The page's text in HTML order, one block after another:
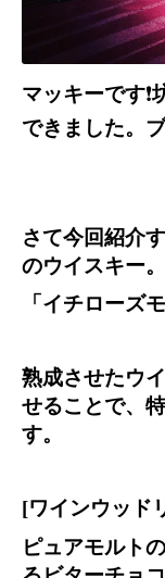
マッキーです❗️
できました。
さて今回紹介
のウイスキー。
「イチローズ
熟成させたウ
せることで、
す。
[ワインウッド
ピュアモルト